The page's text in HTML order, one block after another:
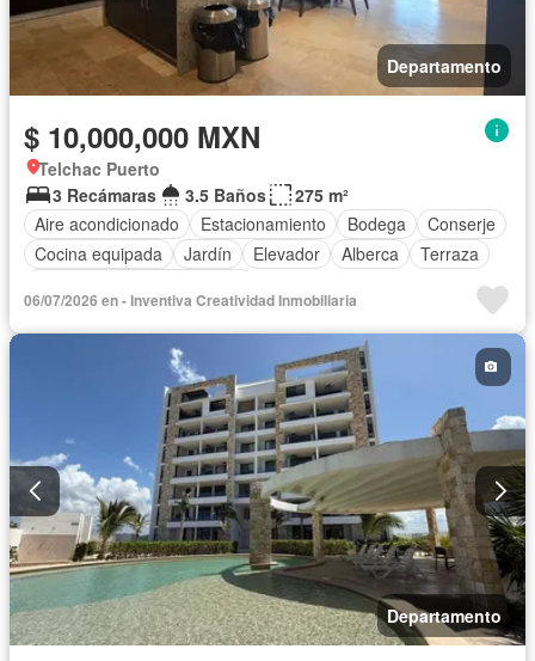
Departamento
$ 10,000,000 MXN
Telchac Puerto
3 Recámaras
3.5 Baños
275 m²
Aire acondicionado
Estacionamiento Bodega
Conserje
Cocina equipada
Jardín Elevador Alberca
Terraza
06/07/2026 en - Inventiva Creatividad Inmobiliaria
Departamento